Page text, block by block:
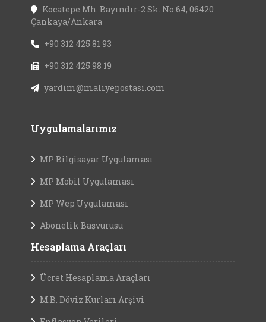
Kocatepe Mh. Bayındır-2 Sk. No:64, 06420
Çankaya/Ankara
+90 312 425 81 93
+90 312 425 98 19
yardim@maliyepostasi.com
Uygulamalarımız
MP Bilgisayar Uygulaması
MP Mobil Uygulaması
MP Wep Uygulaması
Abonelik Başvurusu
Hesaplama Araçları
Ücret Hesaplama Araçları
M.B. Döviz Kurları Arşivi